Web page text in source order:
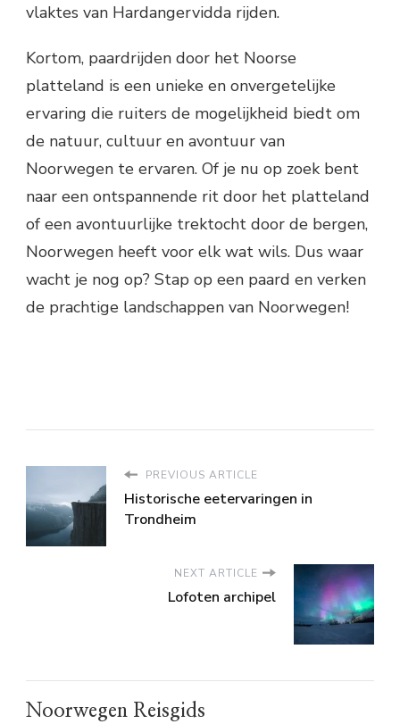
vlaktes van Hardangervidda rijden.
Kortom, paardrijden door het Noorse
platteland is een unieke en onvergetelijke
ervaring die ruiters de mogelijkheid biedt om
de natuur, cultuur en avontuur van
Noorwegen te ervaren. Of je nu op zoek bent
naar een ontspannende rit door het platteland
of een avontuurlijke trektocht door de bergen,
Noorwegen heeft voor elk wat wils. Dus waar
wacht je nog op? Stap op een paard en verken
de prachtige landschappen van Noorwegen!
PREVIOUS ARTICLE
Historische eetervaringen in
Trondheim
NEXT ARTICLE
Lofoten archipel
Noorwegen Reisgids